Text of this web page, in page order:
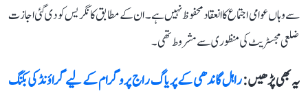
سے وہاں عوامی اجتماع کا انعقاد محفوظ نہیں ہے۔ ان کے مطابق کانگریس کو دی گئی اجازت
ضلعی مجسٹریٹ کی منظوری سے مشروط تھی۔
یہ بھی پڑھیں :راہل گاندھی کے پریاگ راج پروگرام کے لیے گراؤنڈ کی بکنگ